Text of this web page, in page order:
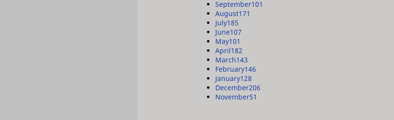
September101
August171
July185
June107
May101
April182
March143
February146
January128
December206
November51